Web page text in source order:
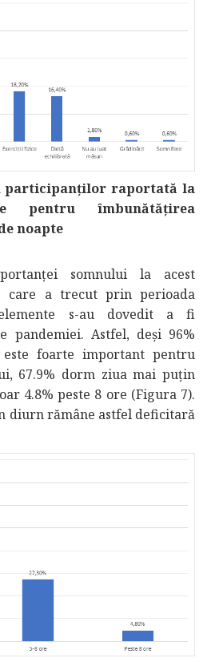
participanților raportată la
pentru îmbunătățirea
noapte
somnului la acest
care a trecut prin perioada
s-au dovedit a fi
pandemiei. Astfel, deși 96%
este foarte important pentru
67.9% dorm ziua mai puțin
4.8% peste 8 ore (Figura 7).
diurn rămâne astfel deficitară